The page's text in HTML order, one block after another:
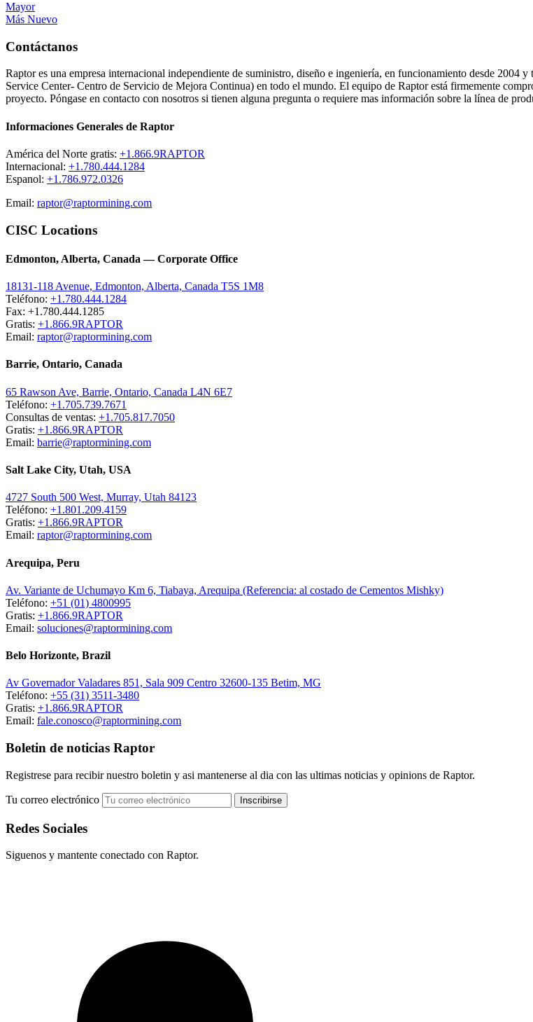
Mayor
Más Nuevo
Contáctanos
Raptor es una empresa internacional independiente de suministro, diseño e ingeniería, en funcionamiento desde
Service Center- Centro de Servicio de Mejora Continua) en todo el mundo. El equipo de Raptor está firmemente
proyecto. Póngase en contacto con nosotros si tienen alguna pregunta o requiere mas información sobre la línea de
Informaciones Generales de Raptor
América del Norte gratis: +1.866.9RAPTOR
Internacional: +1.780.444.1284
Espanol: +1.786.972.0326
Email: raptor@raptormining.com
CISC Locations
Edmonton, Alberta, Canada — Corporate Office
18131-118 Avenue, Edmonton, Alberta, Canada T5S 1M8
Teléfono: +1.780.444.1284
Fax: +1.780.444.1285
Gratis: +1.866.9RAPTOR
Email: raptor@raptormining.com
Barrie, Ontario, Canada
65 Rawson Ave, Barrie, Ontario, Canada L4N 6E7
Teléfono: +1.705.739.7671
Consultas de ventas: +1.705.817.7050
Gratis: +1.866.9RAPTOR
Email: barrie@raptormining.com
Salt Lake City, Utah, USA
4727 South 500 West, Murray, Utah 84123
Teléfono: +1.801.209.4159
Gratis: +1.866.9RAPTOR
Email: raptor@raptormining.com
Arequipa, Peru
Av. Variante de Uchumayo Km 6, Tiabaya, Arequipa (Referencia: al costado de Cementos Mishky)
Teléfono: +51 (01) 4800995
Gratis: +1.866.9RAPTOR
Email: soluciones@raptormining.com
Belo Horizonte, Brazil
Av Governador Valadares 851, Sala 909 Centro 32600-135 Betim, MG
Teléfono: +55 (31) 3511-3480
Gratis: +1.866.9RAPTOR
Email: fale.conosco@raptormining.com
Boletin de noticias Raptor
Registrese para recibir nuestro boletin y asi mantenerse al dia con las ultimas noticias y opinions de Raptor.
Tu correo electrónico
Redes Sociales
Siguenos y mantente conectado con Raptor.